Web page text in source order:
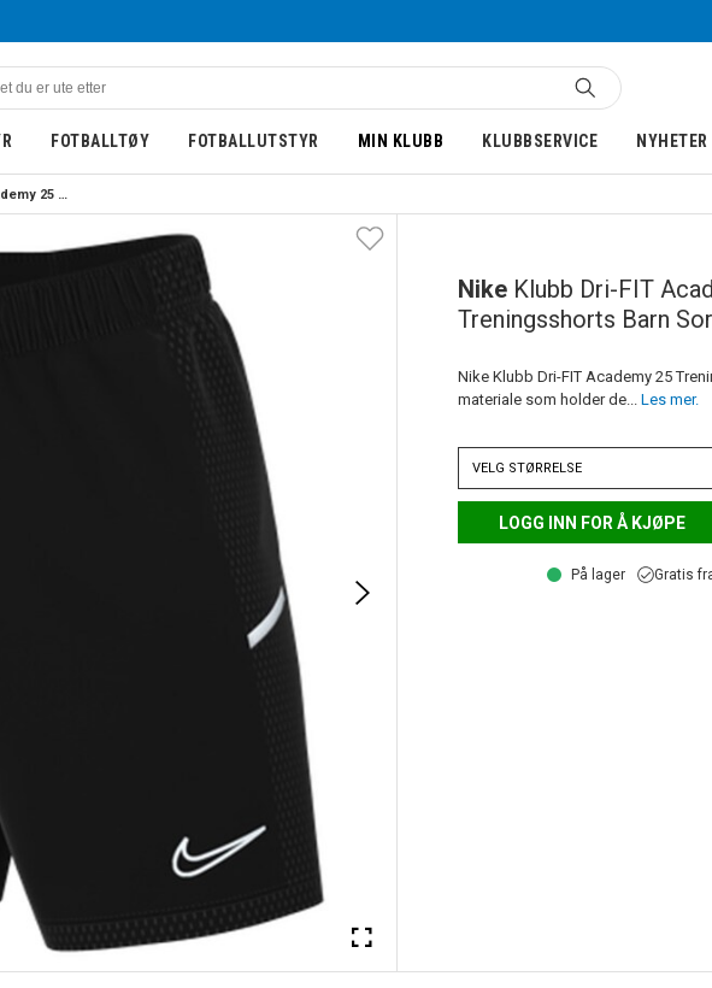
FOTBALLTØY FOTBALLUTSTYR MIN KLUBB KLUBBSERVICE NYHETER
Nike Klubb Dri-FIT Academy 25 Treningsshorts Barn Sort/Hvit
Nike Klubb Dri-FIT
Treningsshorts Barn
Nike Klubb Dri-FIT Academy 25
materiale som holder de... Les mer.
VELG STØRRELSE
LOGG INN FOR Å KJØPE
På lager Gratis